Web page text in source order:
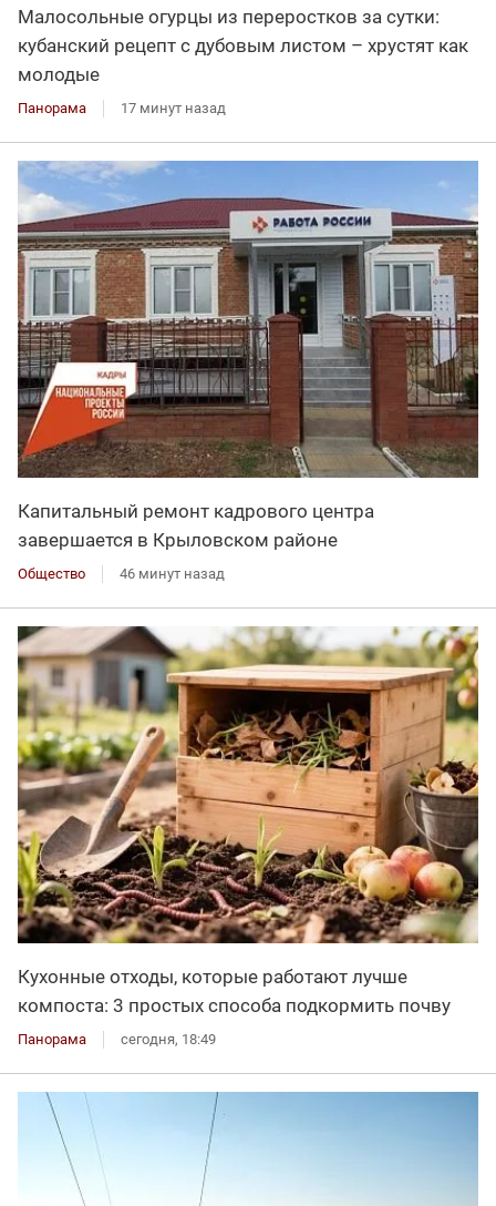
Малосольные огурцы из переростков за сутки:
кубанский рецепт с дубовым листом – хрустят как
молодые
Панорама 17 минут назад
Капитальный ремонт кадрового центра
завершается в Крыловском районе
Общество 46 минут назад
Кухонные отходы, которые работают лучше
компоста: 3 простых способа подкормить почву
Панорама сегодня, 18:49